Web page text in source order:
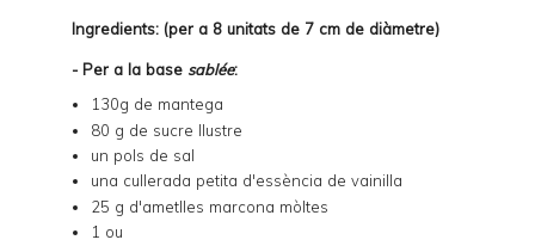
Ingredients: (per a 8 unitats de 7 cm de diàmetre)
- Per a la base sablée:
130g de mantega
80 g de sucre llustre
un pols de sal
una cullerada petita d'essència de vainilla
25 g d'ametlles marcona mòltes
1 ou